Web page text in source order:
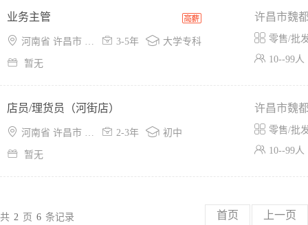
业务主管
 河南省 许昌市 魏都区  3-5年  大学专科
 暂无
许昌市魏
 零售/批
 10--99人
店员/理货员（河街店）
 河南省 许昌市 魏都区  2-3年  初中
 暂无
许昌市魏
 零售/批
 10--99人
共 2 页 6 条记录 首页 上一页